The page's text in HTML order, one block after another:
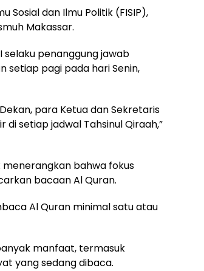
Sosial dan Ilmu Politik (FISIP),
Makassar.
selaku penanggung jawab
setiap pagi pada hari Senin,
para Ketua dan Sekretaris
di setiap jadwal Tahsinul Qiraah,”
menerangkan bahwa fokus
bacaan Al Quran.
Al Quran minimal satu atau
manfaat, termasuk
yang sedang dibaca.